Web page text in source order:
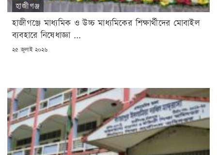
হাজীগঞ্জ
হাজীগঞ্জে মাধ্যমিক ও উচ্চ মাধ্যমিকের শিক্ষার্থীদের মোবাইল
ব্যবহারে নিষেধাজ্ঞা ...
POSTED
২৫ জুলাই ২০২৬